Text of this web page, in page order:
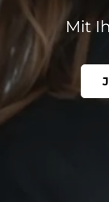
Mit